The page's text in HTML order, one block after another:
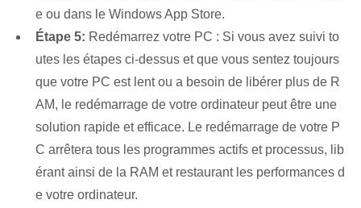
e ou dans le Windows App Store.
Étape 5: Redémarrez votre PC : Si vous avez suivi to
utes les étapes ci-dessus et que vous sentez toujours
que votre PC est lent ou a besoin de libérer plus de R
AM, le redémarrage de votre ordinateur peut être une
solution rapide et efficace. Le redémarrage de votre P
C arrêtera tous les programmes actifs et processus, lib
érant ainsi de la RAM et restaurant les performances d
e votre ordinateur.